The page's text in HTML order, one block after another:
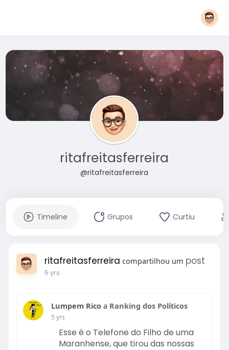
ritafreitasferreira
@ritafreitasferreira
Timeline Grupos Curtiu
ritafreitasferreira compartilhou um post
5 yrs
Lumpem Rico a Ranking dos Políticos
5 yrs
Esse é o Telefone do Filho de uma
Maranhense, que tirou das nossas